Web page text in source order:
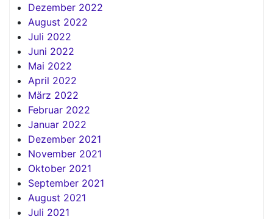
Dezember 2022
August 2022
Juli 2022
Juni 2022
Mai 2022
April 2022
März 2022
Februar 2022
Januar 2022
Dezember 2021
November 2021
Oktober 2021
September 2021
August 2021
Juli 2021